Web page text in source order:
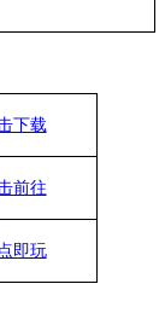
下载
前往
即玩